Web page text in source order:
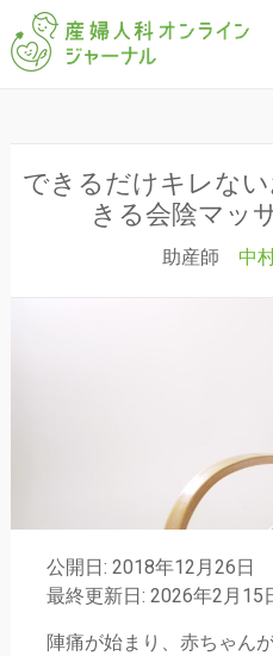
安
事
できるだけキレな
きる会陰マッ
助産師 中
公開日: 2018年12月26日
最終更新日: 2026年2月15
陣痛が始まり、赤ちゃん